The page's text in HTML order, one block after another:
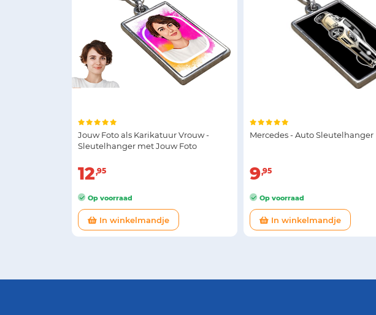
Jouw Foto als Karikatuur Vrouw -
Sleutelhanger met Jouw Foto
12 95
Op voorraad
In winkelmandje
Mercedes - Auto Sleutelhanger
9 95
Op voorraad
In winkelmandje